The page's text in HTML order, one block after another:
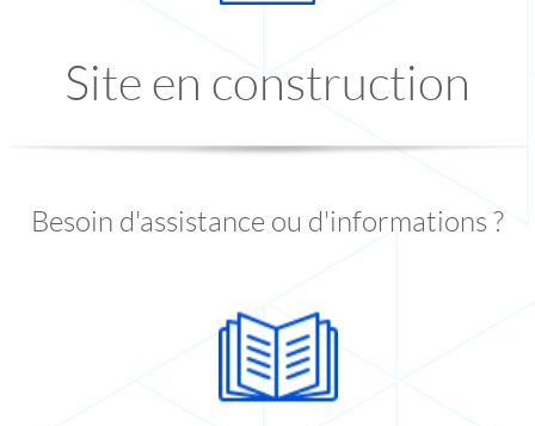
Site en construction
Besoin d'assistance ou d'informations ?